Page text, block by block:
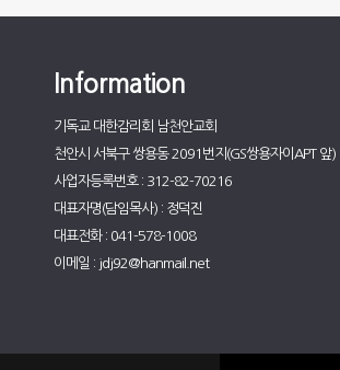
Information
기독교 대한감리회 남천안교회
천안시 서북구 쌍용동 2091번지(GS쌍용자이APT 앞)
사업자등록번호 : 312-82-70216
대표자명(담임목사) : 정덕진
대표전화 : 041-578-1008
이메일 : jdj92@hanmail.net